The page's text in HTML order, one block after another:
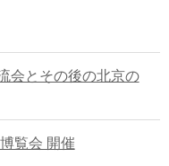
会とその後の北京の
覧会 開催